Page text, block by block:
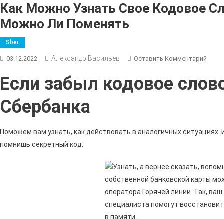
Как Можно Узнать Свое Кодовое
Можно Ли Поменять
Sber
03.12.2022 Александр Васильев Оставить Комментарий
Ли
Если забыл кодовое
Сбербанка
Поможем вам узнать, как действовать в аналогичных
помнишь секретный код.